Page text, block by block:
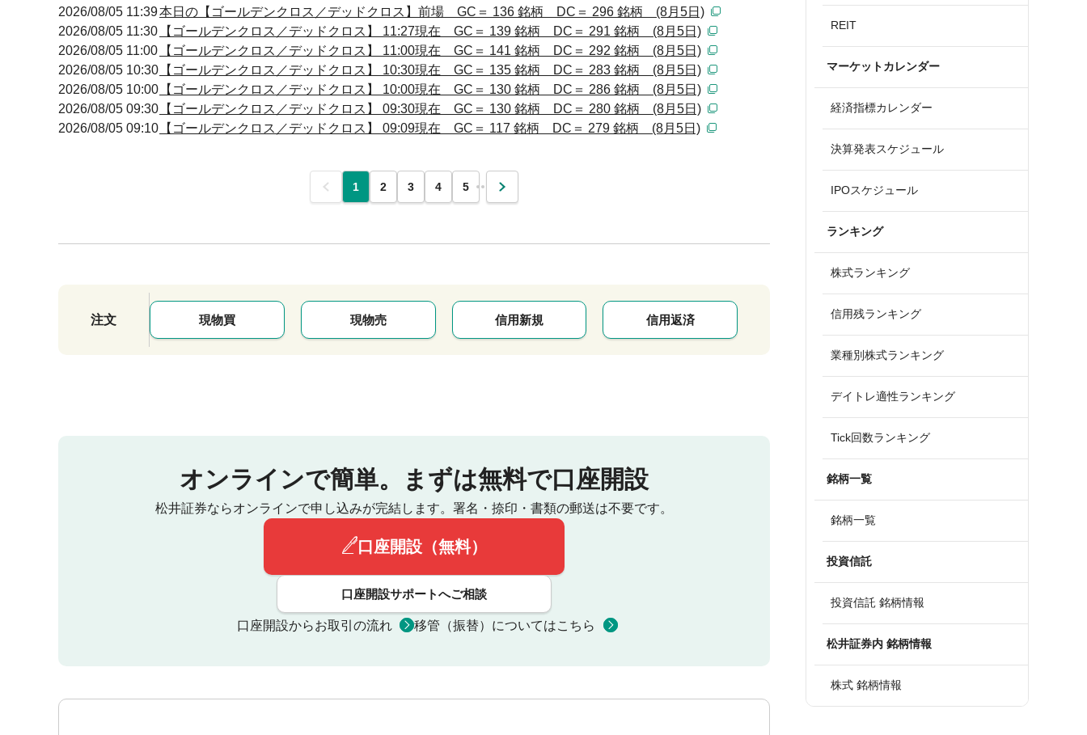
2026/08/05 11:39本日の【ゴールデンクロス／デッドクロス】前場 GC＝ 136 銘柄 DC＝ 296 銘柄 (8月5日)
2026/08/05 11:30
【ゴールデンクロス／デッドクロス】 11:27現在 GC＝ 139 銘柄 DC＝ 291 銘柄 (8月5日)
2026/08/05 11:00
【ゴールデンクロス／デッドクロス】 11:00現在 GC＝ 141 銘柄 DC＝ 292 銘柄 (8月5日)
2026/08/05 10:30 【ゴールデンクロス／デッドクロス】 10:30現在 GC＝ 135 銘柄 DC＝ 283 銘柄 (8月5日)
2026/08/05 10:00 【ゴールデンクロス／デッドクロス】 10:00現在 GC＝ 130 銘柄 DC＝ 286 銘柄 (8月5日)
2026/08/05 09:30 【ゴールデンクロス／デッドクロス】 09:30現在 GC＝ 130 銘柄 DC＝ 280 銘柄 (8月5日)
2026/08/05 09:10 【ゴールデンクロス／デッドクロス】 09:09現在 GC＝ 117 銘柄 DC＝ 279 銘柄 (8月5日)
前 1 2 3 4 5 … 次
注文 現物買 現物売 信用新規 信用返済
オンラインで簡単。 まずは無料で口座開設
松井証券ならオンラインで申し込みが完結します。 署名・捺印・書類の郵送は不要です。
口座開設（無料）
口座開設サポートへご相談
口座開設からお取引の流れ 移管（振替）についてはこちら
REIT
マーケットカレンダー
経済指標カレンダー
決算発表スケジュール
IPOスケジュール
ランキング
株式ランキング
信用残ランキング
業種別株式ランキング
デイトレ適性ランキング
Tick回数ランキング
銘柄一覧
銘柄一覧
投資信託
投資信託 銘柄情報
松井証券内 銘柄情報
株式 銘柄情報